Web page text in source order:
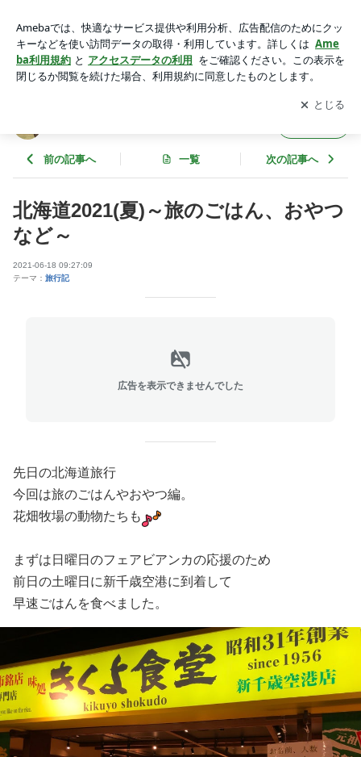
の一口馬主ブログ
アプリをダウンロードして ブログの更新通知
を受け取りまし
ょう。
開く
前の記事へ 一覧 次の記事へ
北海道2021(夏)～旅のごはん、おやつ
など～
2021-06-18 09:27:09
テーマ： 旅行記
広告を表示できませんでした
先日の北海道旅行
今回は旅のごはんやおやつ編。
花畑牧場の動物たちも
まずは日曜日のフェアビアンカの応援のため
前日の土曜日に新千歳空港に到着して
早速ごはんを食べました。